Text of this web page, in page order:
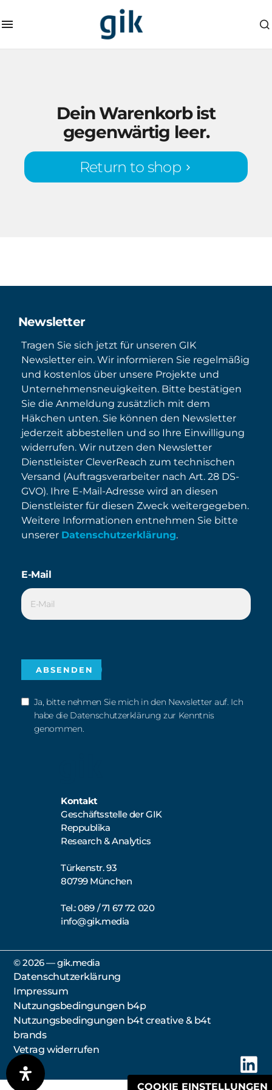
Dein Warenkorb ist
gegenwärtig leer.
Return to shop
Newsletter
Tragen Sie sich jetzt für unseren GIK
Newsletter ein. Wir informieren Sie regelmäßig
und kostenlos über unsere Projekte und
Unternehmensneuigkeiten. Bitte bestätigen
Sie die Anmeldung zusätzlich mit dem
Häkchen unten. Sie können den Newsletter
jederzeit abbestellen und so Ihre Einwilligung
widerrufen. Wir nutzen den Newsletter
Dienstleister CleverReach zum technischen
Versand (Auftragsverarbeiter nach Art. 28 DS-
GVO). Ihre E-Mail-Adresse wird an diesen
Dienstleister für diesen Zweck weitergegeben.
Weitere Informationen entnehmen Sie bitte
unserer Datenschutzerklärung.
E-Mail
Ja, bitte nehmen Sie mich in den Newsletter auf. Ich
habe die Datenschutzerklärung zur Kenntnis
genommen.
Kontakt
Geschäftsstelle der GIK
Reppublika
Research & Analytics
Türkenstr. 93
80799 München
Tel.: 089 / 71 67 72 020
info@gik.media
COOKIE EINSTELLUNGEN
©️ 2026 — gik.media
Datenschutzerklärung
Impressum
Nutzungsbedingungen b4p
Nutzungsbedingungen b4t creative & b4t
brands
Vetrag widerrufen
AGB